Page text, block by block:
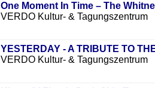
One Moment In Time – The
VERDO Kultur- & Tagungszentrum
YESTERDAY - A TRIBUTE TO
VERDO Kultur- & Tagungszentrum